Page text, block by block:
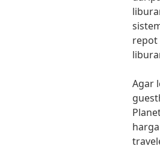
repot
Agar